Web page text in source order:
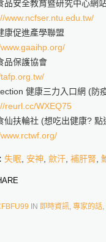
品安全教育暨研究中心網
www.ncfser.ntu.edu.tw/
康促進產學聯盟
品保護協會
健康三力入口網 (防
reurl.cc/WXEQ75
仙扶輪社 (想吃出健康? 點
失眠, 安神, 歛汗, 補肝腎,
IN 即時資訊, 專家的話,